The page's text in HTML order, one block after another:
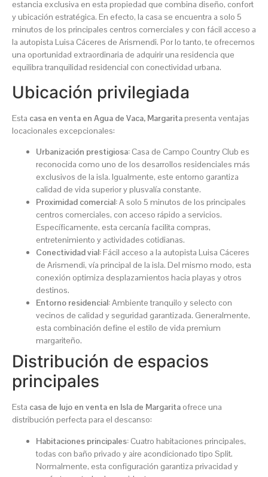
estancia exclusiva en esta propiedad que combina diseño, confort
y ubicación estratégica. En efecto, la casa se encuentra a solo 5
minutos de los principales centros comerciales y con fácil acceso a
la autopista Luisa Cáceres de Arismendi. Por lo tanto, te ofrecemos
una oportunidad extraordinaria de adquirir una residencia que
equilibra tranquilidad residencial con conectividad urbana.
Ubicación privilegiada
Esta casa en venta en Agua de Vaca, Margaritapresenta ventajas
locacionales excepcionales:
Urbanización prestigiosa: Casa de Campo Country Club es
reconocida como uno de los desarrollos residenciales más
exclusivos de la isla. Igualmente, este entorno garantiza
calidad de vida superior y plusvalía constante.
Proximidad comercial:A solo 5 minutos de los principales
centros comerciales, con acceso rápido a servicios.
Específicamente, esta cercanía facilita compras,
entretenimiento y actividades cotidianas.
Conectividad vial:Fácil acceso a la autopista Luisa Cáceres
de Arismendi, vía principal de la isla. Del mismo modo, esta
conexión optimiza desplazamientos hacia playas y otros
destinos.
Entorno residencial:Ambiente tranquilo y selecto con
vecinos de calidad y seguridad garantizada. Generalmente,
esta combinación define el estilo de vida premium
margariteño.
Distribución de espacios
principales
Esta casa de lujo en venta en Isla de Margarita ofrece una
distribución perfecta para el descanso:
Habitaciones principales: Cuatro habitaciones principales,
todas con baño privado y aire acondicionado tipo Split.
Normalmente, esta configuración garantiza privacidad y